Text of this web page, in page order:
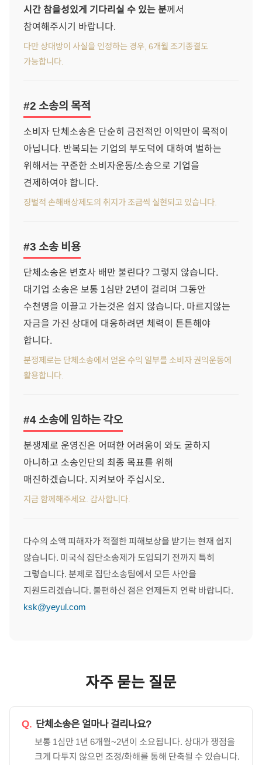
시간 참을성있게 기다리실 수 있는 분께서
참여해주시기 바랍니다.
다만 상대방이 사실을 인정하는 경우, 6개월 조기종결도
가능합니다.
#2 소송의 목적
소비자 단체소송은 단순히 금전적인 이익만이 목적이
아닙니다. 반복되는 기업의 부도덕에 대하여 벌하는
위해서는 꾸준한 소비자운동/소송으로 기업을
견제하여야 합니다.
징벌적 손해배상제도의 취지가 조금씩 실현되고 있습니다.
#3 소송 비용
단체소송은 변호사 배만 불린다? 그렇지 않습니다.
대기업 소송은 보통 1심만 2년이 걸리며 그동안
수천명을 이끌고 가는것은 쉽지 않습니다. 마르지않는
자금을 가진 상대에 대응하려면 체력이 튼튼해야
합니다.
분쟁제로는 단체소송에서 얻은 수익 일부를 소비자 권익운동에
활용합니다.
#4 소송에 임하는 각오
분쟁제로 운영진은 어떠한 어려움이 와도 굴하지
아니하고 소송인단의 최종 목표를 위해
매진하겠습니다. 지켜보아 주십시오.
지금 함께해주세요. 감사합니다.
다수의 소액 피해자가 적절한 피해보상을 받기는 현재 쉽지
않습니다. 미국식 집단소송제가 도입되기 전까지 특히
그렇습니다. 분제로 집단소송팀에서 모든 사안을
지원드리겠습니다. 불편하신 점은 언제든지 연락 바랍니다.
ksk@yeyul.com
자주 묻는 질문
Q. 단체소송은 얼마나 걸리나요?
보통 1심만 1년 6개월~2년이 소요됩니다. 상대가 쟁점을
크게 다투지 않으면 조정/화해를 통해 단축될 수 있습니다.